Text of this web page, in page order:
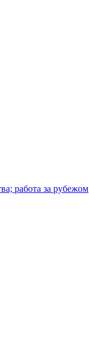
работа за рубежом